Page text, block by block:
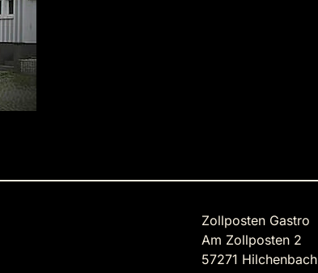
Zollposten Gastro
Am Zollposten 2
57271 Hilchenbach